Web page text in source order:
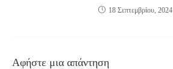
18 Σεπτεμβρίου, 2024
Αφήστε μια απάντηση